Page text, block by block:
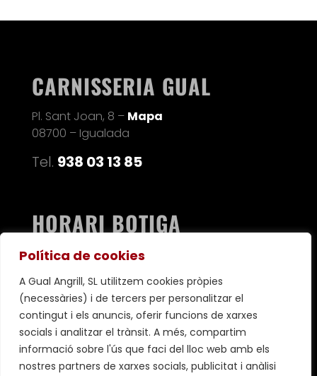
Política de cookies
A Gual Angrill, SL utilitzem cookies pròpies
(necessàries) i de tercers per personalitzar el
contingut i els anuncis, oferir funcions de xarxes
socials i analitzar el trànsit. A més, compartim
informació sobre l'ús que faci del lloc web amb els
nostres partners de xarxes socials, publicitat i anàlisi
CARNISSERIA GUAL
Pl. Sant Joan, 8 – Mapa
08700 – Igualada
Tel. 938 03 13 85
HORARI BOTIGA
Dl a Dv de 8 a 14 i 17-20h